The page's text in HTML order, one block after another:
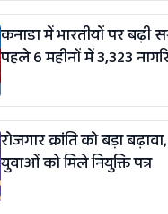
कनाडा में भारतीयों पर बढ़ी
पहले 6 महीनों में 3,323
रोजगार क्रांति को बड़ा
युवाओं को मिले नियुक्ति पत्र